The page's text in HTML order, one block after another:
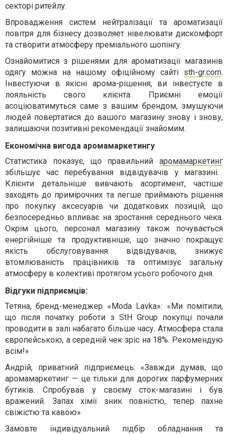
секторі ритейлу.
Впровадження систем нейтралізації та ароматизації
повітря для бізнесу дозволяет нівелювати дискомфорт
та створити атмосферу преміального шопінгу.
Ознайомитися з рішенями для ароматизації магазинів
одягу можна на нашому офіційному сайті sth-gr.com.
Інвестуючи в якісні арома-рішення, ви інвестуєте в
лояльність свого клієнта. Приємні емоції
асоціюватимуться саме з вашим брендом, змушуючи
людей повертатися до вашого магазину знову і знову,
залишаючи позитивні рекомендації знайомим.
Економічна вигода аромамаркетингу
Статистика показує, що правильний аромамаркетинг
збільшує час перебування відвідувачів у магазині.
Клієнти детальніше вивчають асортимент, частіше
заходять до примірочних та легше приймають рішення
про покупку аксесуарів чи додаткових позицій, що
безпосередньо впливає на зростання середнього чека.
Окрім цього, персонал магазину також почувається
енергійніше та продуктивніше, що значно покращує
якість обслуговування відвідувачів, знижує
втомлюваність працівників та оптимізує загальну
атмосферу в колективі протягом усього робочого дня.
Відгуки підприємців:
Тетяна, бренд-менеджер «Moda Lavka»: «Ми помітили,
що після початку роботи з StH Group покупці почали
проводити в залі набагато більше часу. Атмосфера стала
європейською, а середній чек зріс на 18%. Рекомендую
всім!»
Андрій, приватний підприємець: «Завжди думав, що
аромамаркетинг — це тільки для дорогих парфумерних
бутиків. Спробував у своєму сток-магазині і був
вражений. Запах хімії зник повністю, тепер пахне
свіжістю та кавою»
Замовте індивідуальний підбір обладнання та